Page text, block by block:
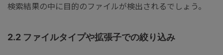
検索結果の中に目的のファイルが検出されるでしょう。
2.2 ファイルタイプや拡張子での絞り込み